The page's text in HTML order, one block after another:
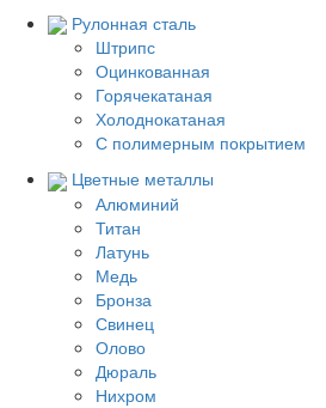
Рулонная сталь
Штрипс
Оцинкованная
Горячекатаная
Холоднокатаная
С полимерным покрытием
Цветные металлы
Алюминий
Титан
Латунь
Медь
Бронза
Свинец
Олово
Дюраль
Нихром